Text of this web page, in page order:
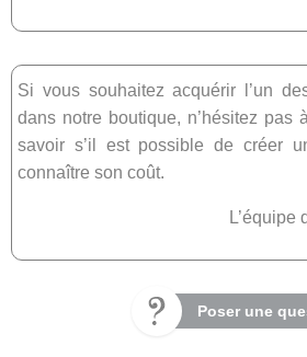
Si vous souhaitez acquérir l’un
dans notre boutique, n’hésitez pas
savoir s’il est possible de créer
connaître son coût.
L’équipe
Poser une